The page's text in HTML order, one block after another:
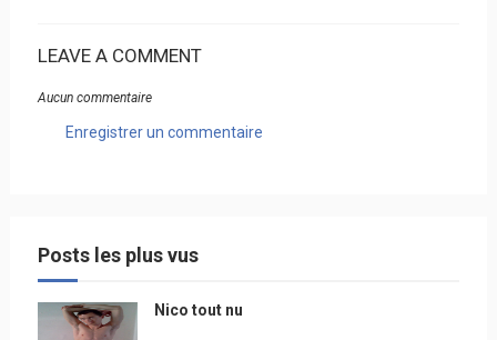
LEAVE A COMMENT
Aucun commentaire
Enregistrer un commentaire
Posts les plus vus
Nico tout nu